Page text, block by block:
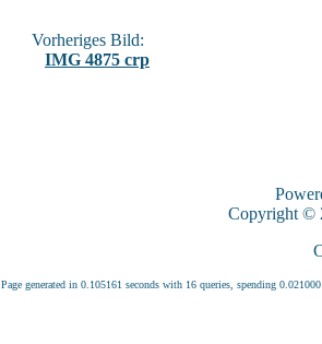
Vorheriges Bild:
IMG 4875 crp
Copyright ©
Page generated in 0.105161 seconds with 16 queries, spending